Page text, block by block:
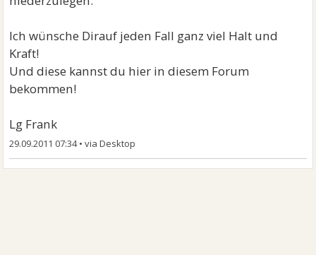
Ich wünsche Dirauf jeden Fall ganz viel Halt und
Kraft!
Und diese kannst du hier in diesem Forum
bekommen!
Lg Frank
29.09.2011 07:34•